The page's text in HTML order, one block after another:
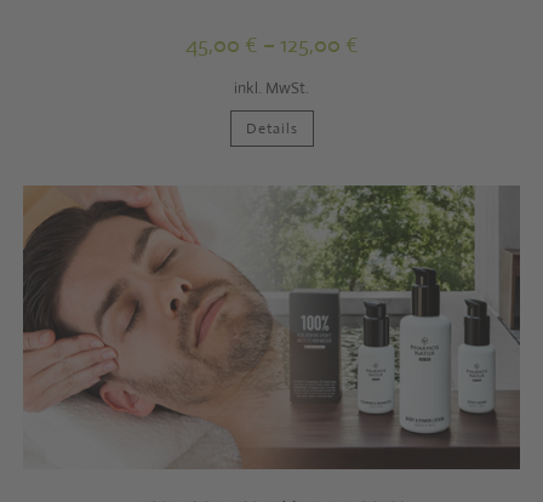
45,00 € – 125,00 €
inkl. MwSt.
Details Dieses
weist
Varianten
auf.
Die
Optionen
können
auf
der
Produktseite
gewählt
werden